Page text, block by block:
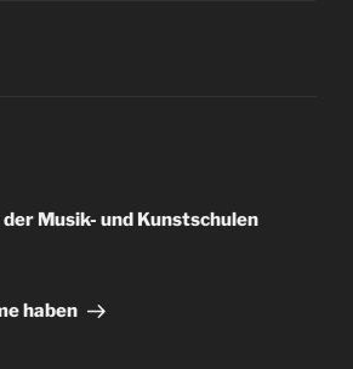
Musik- und Kunstschulen
haben